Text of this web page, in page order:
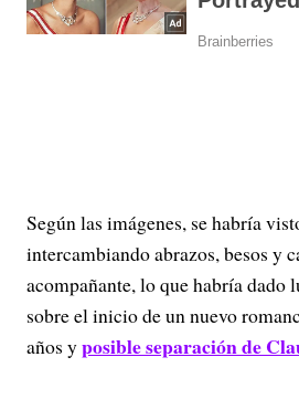
Según las imágenes, se habría
intercambiando abrazos, besos y
acompañante, lo que habría dado
sobre el inicio de un nuevo
años yposible separación de